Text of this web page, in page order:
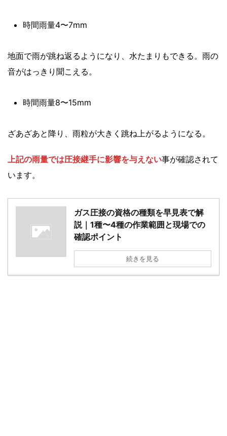
時間雨量4〜7mm
地面で雨が跳ね返るようになり、水たまりもできる。雨の
音がはっきり聞こえる。
時間雨量8〜15mm
ざあざあと降り、雨粒が大きく跳ね上がるようになる。
上記の雨量では圧接継手に影響を与えない事が確認されて
います。
ガス圧接の資格の種類を早見表で解
説｜1種〜4種の作業範囲と現場での
確認ポイント
続きを見る